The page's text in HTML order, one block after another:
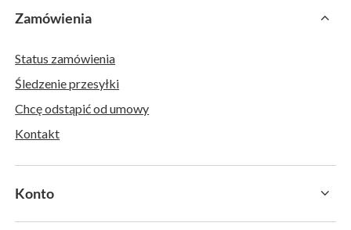
Zamówienia
Status zamówienia
Śledzenie przesyłki
Chcę odstąpić od umowy
Kontakt
Konto